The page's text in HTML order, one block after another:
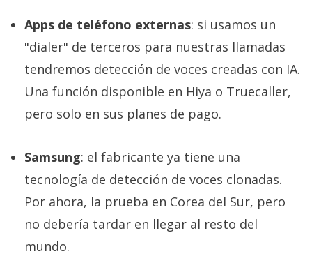
Apps de teléfono externas: si usamos un
"dialer" de terceros para nuestras llamadas
tendremos detección de voces creadas con IA.
Una función disponible en Hiya o Truecaller,
pero solo en sus planes de pago.
Samsung: el fabricante ya tiene una
tecnología de detección de voces clonadas.
Por ahora, la prueba en Corea del Sur, pero
no debería tardar en llegar al resto del
mundo.